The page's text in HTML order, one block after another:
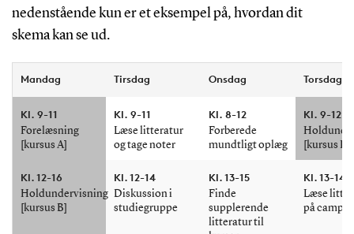
nedenstående kun er et eksempel på, hvordan dit
skema kan se ud.
Mandag Tirsdag Onsdag Torsdag
Kl. 9-11
Forelæsning
[kursus A]
Kl. 9-11
Læse litteratur
og tage noter
Kl. 8-12
Forberede
mundtligt oplæg
Kl. 9-12
[kursus D]
Kl. 12-16
Holdundervisning
[kursus B]
Kl. 12-14
Diskussion i
studiegruppe
Kl. 13-15
Finde
supplerende
litteratur til
Kl. 13-14
Læse
på campus